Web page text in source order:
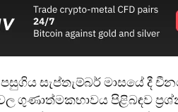
සැප්තැම්බර් මාසයේ දී
පිළිබඳව